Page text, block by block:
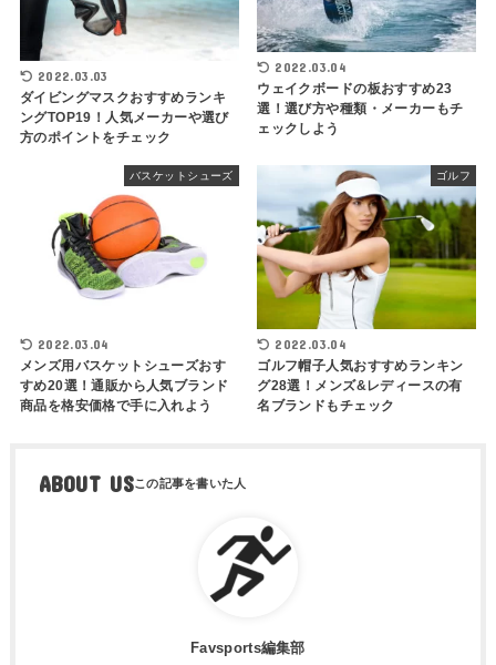
2022.03.03
ダイビングマスクおすすめランキ
ングTOP19！人気メーカーや選び
方のポイントをチェック
2022.03.04
ウェイクボードの板おすすめ23
選！選び方や種類・メーカーもチ
ェックしよう
バスケットシューズ
2022.03.04
メンズ用バスケットシューズおす
すめ20選！通販から人気ブランド
商品を格安価格で手に入れよう
ゴルフ
2022.03.04
ゴルフ帽子人気おすすめランキン
グ28選！メンズ&レディースの有
名ブランドもチェック
ABOUT US
Favsports編集部